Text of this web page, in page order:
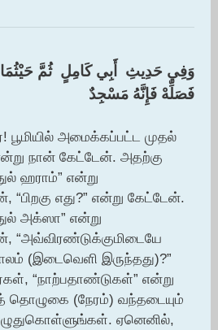
وَفِي حَدِيثِ ‏ ‏أَبِي كَامِلٍ ‏ ‏ثُمَّ حَيْثُمَا
‏فَصَلِّهْ فَإِنَّهُ مَسْجِدٌ ‏
அமைக்கப்பட்ட முதல்
நான் கேட்டேன். அதற்கு
ஹராம்” என்று
“பிறகு எது?” என்று கேட்டேன்.
அக்ஸா” என்று
“அவ்விரண்டுக்குமிடையே
(இடைவெளி இருந்தது)?”
“நாற்பதாண்டுகள்” என்று
தொழுகை (நேரம்) வந்தடையும்
ஏனெனில்,